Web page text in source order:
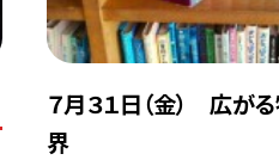
７月３１日（金） 広が
界